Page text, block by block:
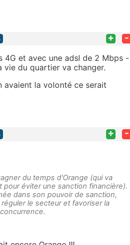
+ -
4G et avec une adsl de 2 Mbps -
du quartier va changer.
avaient la volonté ce serait
+ -
du temps d'Orange (qui va
éviter une sanction financière).
dans son pouvoir de sanction,
le secteur et favoriser la